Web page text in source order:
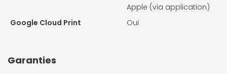
Apple (via application)
Google Cloud Print
Oui
Garanties